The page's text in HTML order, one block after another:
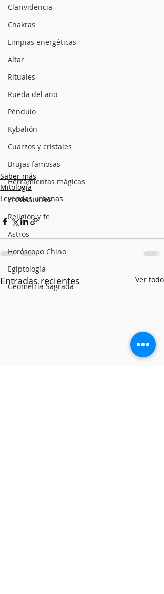
Clarividencia
Chakras
Limpias energéticas
Altar
Rituales
Rueda del año
Péndulo
Kybalión
Cuarzos y cristales
Brujas famosas
Herramientas mágicas
Protecciones
Religión y fe
Astros
Horóscopo Chino
Egiptología
Geometría Sagrada
Saber más
Mitología
Leyendas urbanas
Entradas recientes Ver todo